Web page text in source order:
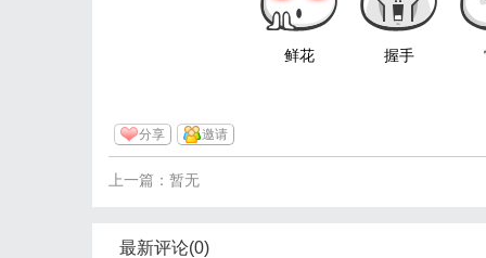
鲜花 握手
分享 邀请
上一篇：暂无
最新评论(0)